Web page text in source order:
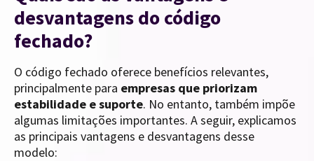
desvantagens do código
fechado?
O código fechado oferece benefícios relevantes,
principalmente para empresas que priorizam
estabilidade e suporte. No entanto, também impõe
algumas limitações importantes. A seguir, explicamos
as principais vantagens e desvantagens desse
modelo: